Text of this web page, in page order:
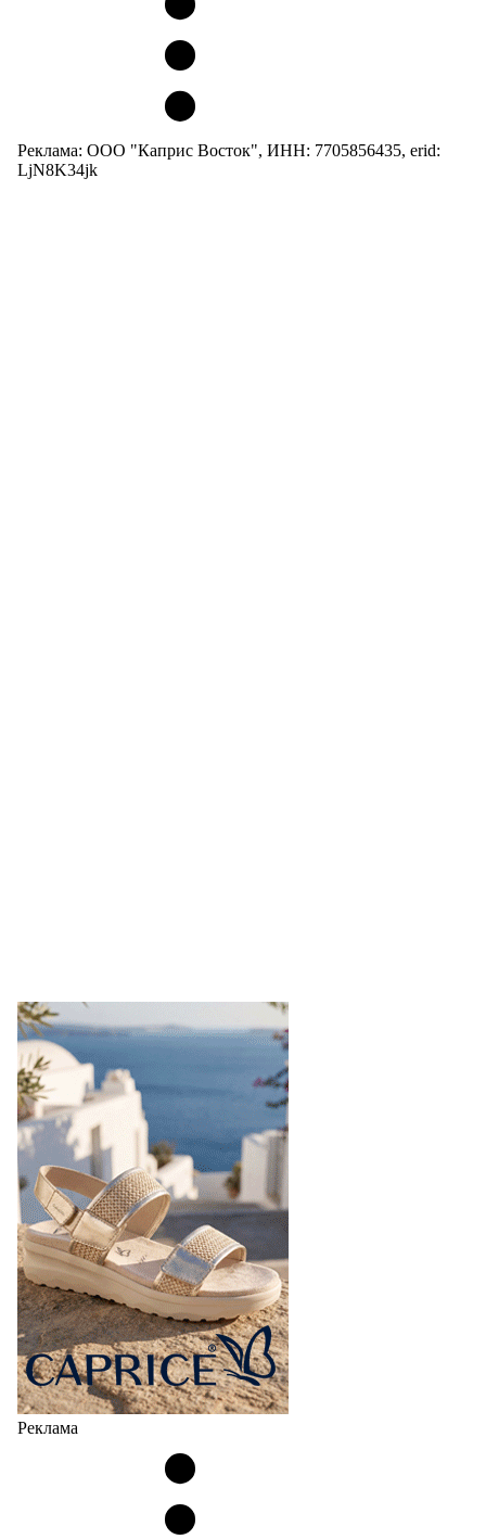
Реклама: ООО "Каприс Восток", ИНН: 7705856435, erid:
LjN8K34jk
Реклама